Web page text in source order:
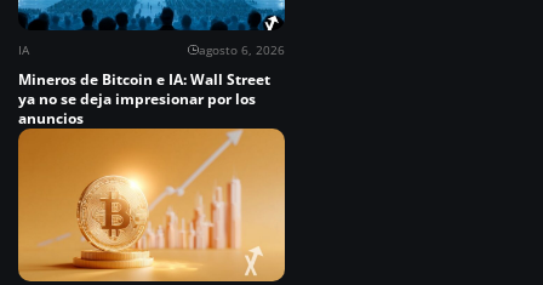
IA agosto 6, 2026
Mineros de Bitcoin e IA: Wall Street
ya no se deja impresionar por los
anuncios